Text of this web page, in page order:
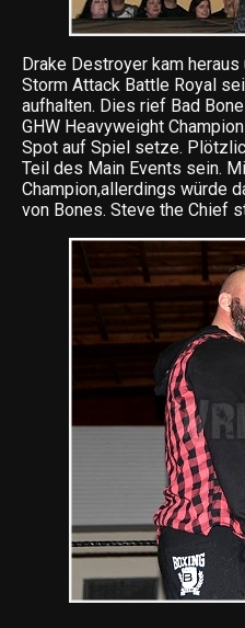
Drake Destroyer kam
Storm Attack Battle Royal
aufhalten. Dies rief Bad
GHW Heavyweight
Spot auf Spiel setze.
Teil des Main Events sein.
Champion,allerdings würde
von Bones. Steve the Chief